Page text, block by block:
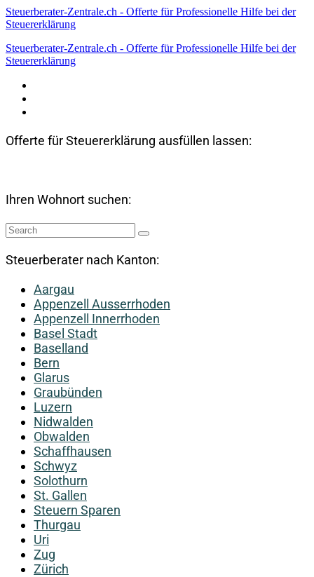
Steuerberater-Zentrale.ch - Offerte für Professionelle Hilfe bei der
Steuererklärung
Steuerberater-Zentrale.ch - Offerte für Professionelle Hilfe bei der
Steuererklärung
Offerte für Steuererklärung ausfüllen lassen:
Ihren Wohnort suchen:
Steuerberater nach Kanton:
Aargau
Appenzell Ausserrhoden
Appenzell Innerrhoden
Basel Stadt
Baselland
Bern
Glarus
Graubünden
Luzern
Nidwalden
Obwalden
Schaffhausen
Schwyz
Solothurn
St. Gallen
Steuern Sparen
Thurgau
Uri
Zug
Zürich